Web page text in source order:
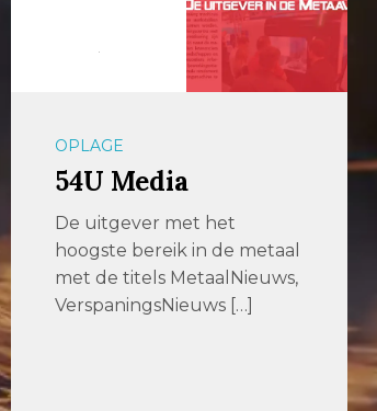
OPLAGE
54U Media
De uitgever met het
hoogste bereik in de metaal
met de titels MetaalNieuws,
VerspaningsNieuws […]